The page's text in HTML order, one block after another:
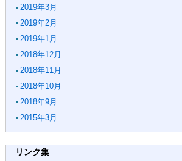
2019年3月
2019年2月
2019年1月
2018年12月
2018年11月
2018年10月
2018年9月
2015年3月
リンク集